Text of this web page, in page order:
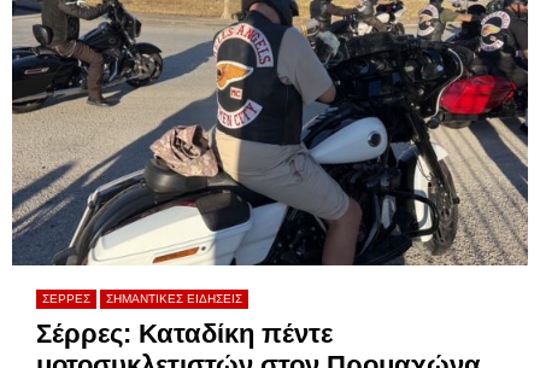
ΣΕΡΡΕΣ ΣΗΜΑΝΤΙΚΕΣ ΕΙΔΗΣΕΙΣ
Σέρρες: Καταδίκη πέντε